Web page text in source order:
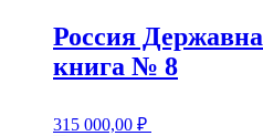
Россия
книга № 8
315 000,00 ₽